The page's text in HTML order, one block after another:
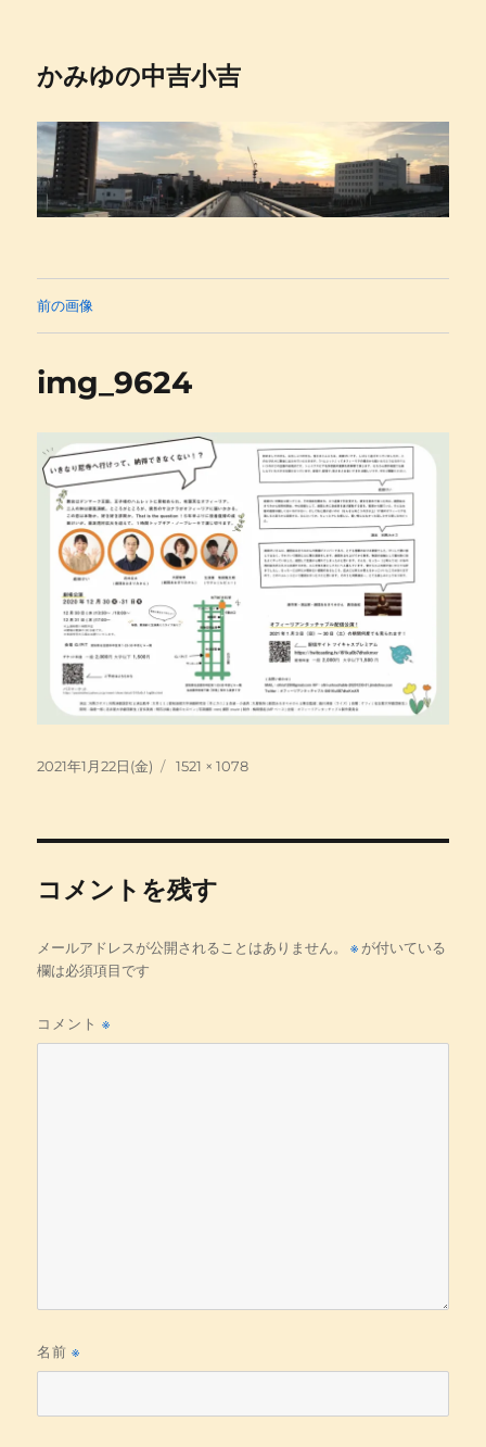
かみゆの中吉小吉
前の画像
img_9624
投
2021年1月22日(金)
フ
1521 × 1078
コメントを残す
メールアドレスが公開されることはありません。 ※ が付いている
欄は必須項目です
コメント※
名前※